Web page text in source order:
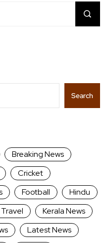
Search
Breaking News
Cricket
Football
Hindu
Kerala News
Latest News